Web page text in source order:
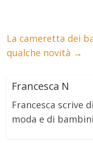
La cameretta dei
qualche novità →
Francesca N
Francesca scrive
moda e di